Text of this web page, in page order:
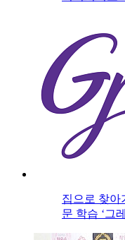
집으로 찾아
문 학습 ‘그